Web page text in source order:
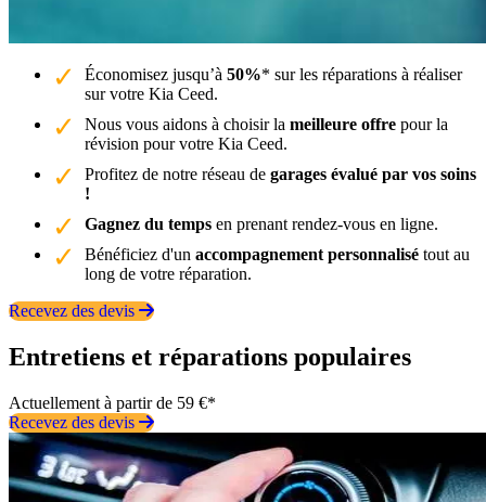
Économisez jusqu’à 50%* sur les réparations à réaliser
sur votre Kia Ceed.
Nous vous aidons à choisir la meilleure offre pour la
révision pour votre Kia Ceed.
Profitez de notre réseau de garages évalué par vos soins
!
Gagnez du temps en prenant rendez-vous en ligne.
Bénéficiez d'un accompagnement personnalisé tout au
long de votre réparation.
Recevez des devis
Entretiens et réparations populaires
Actuellement à partir de 59 €*
Recevez des devis